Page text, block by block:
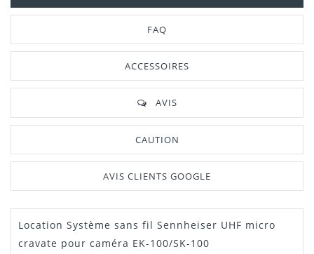
FAQ
ACCESSOIRES
AVIS
CAUTION
AVIS CLIENTS GOOGLE
Dispo 1
Location Système sans fil Sennheiser UHF micro
cravate pour caméra EK-100/SK-100